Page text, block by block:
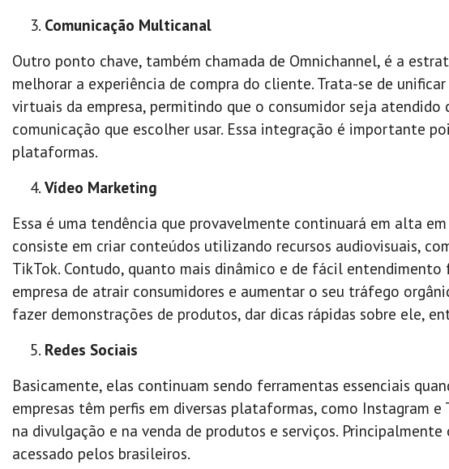
Comunicação Multicanal
Outro ponto chave, também chamada de Omnichannel, é a
melhorar a experiência de compra do cliente. Trata-se de
virtuais da empresa, permitindo que o consumidor seja
comunicação que escolher usar. Essa integração é importante
plataformas.
Vídeo Marketing
Essa é uma tendência que provavelmente continuará em alta
consiste em criar conteúdos utilizando recursos audiovisuais,
TikTok. Contudo, quanto mais dinâmico e de fácil entendimento
empresa de atrair consumidores e aumentar o seu tráfego
fazer demonstrações de produtos, dar dicas rápidas sobre ele,
Redes Sociais
Basicamente, elas continuam sendo ferramentas essenciais
empresas têm perfis em diversas plataformas, como Instagram
na divulgação e na venda de produtos e serviços.
acessado pelos brasileiros.